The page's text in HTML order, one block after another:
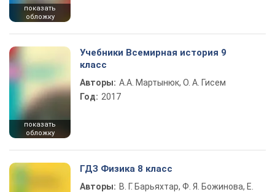
показать
обложку
показать
обложку
Учебники Всемирная история 9
класс
Авторы: А.А. Мартынюк, О. А. Гисем
Год: 2017
ГДЗ Физика 8 класс
Авторы: В. Г. Барьяхтар, Ф. Я. Божинова, Е.